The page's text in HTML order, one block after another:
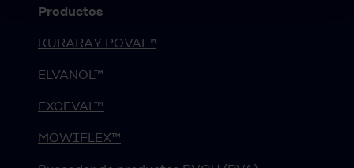
Productos
KURARAY POVAL™
ELVANOL™
EXCEVAL™
MOWIFLEX™